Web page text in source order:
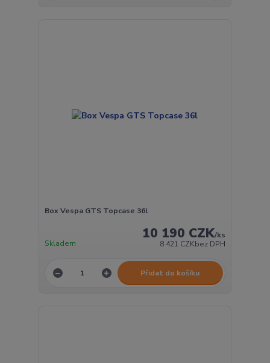
Box Vespa GTS Topcase 36l
10 190 CZK/ks
8 421 CZKbez DPH
Skladem
Přidat do košíku